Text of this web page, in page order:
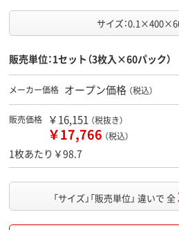
サイズ：
販売単位：1セット（3枚入×60パック）
メーカー価格 オープン価格 （税込）
販売価格 ￥16,151 （税抜き）
￥17,766 （税込）
1枚あたり￥98.7
「サイズ」「販売単位」 違いで 全